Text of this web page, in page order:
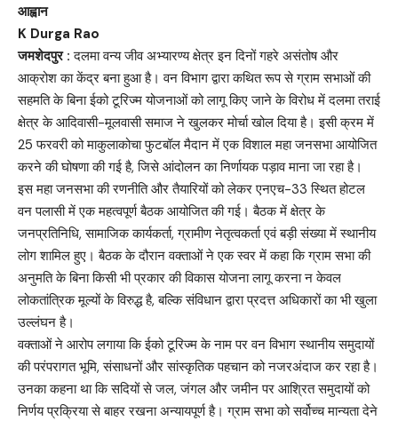
आह्वान
K Durga Rao
जमशेदपुर : दलमा वन्य जीव अभ्यारण्य क्षेत्र इन दिनों गहरे असंतोष और
आक्रोश का केंद्र बना हुआ है। वन विभाग द्वारा कथित रूप से ग्राम सभाओं की
सहमति के बिना ईको टूरिज्म योजनाओं को लागू किए जाने के विरोध में दलमा तराई
क्षेत्र के आदिवासी-मूलवासी समाज ने खुलकर मोर्चा खोल दिया है। इसी क्रम में
25 फरवरी को माकुलाकोचा फुटबॉल मैदान में एक विशाल महा जनसभा आयोजित
करने की घोषणा की गई है, जिसे आंदोलन का निर्णायक पड़ाव माना जा रहा है।
इस महा जनसभा की रणनीति और तैयारियों को लेकर एनएच-33 स्थित होटल
वन पलासी में एक महत्वपूर्ण बैठक आयोजित की गई। बैठक में क्षेत्र के
जनप्रतिनिधि, सामाजिक कार्यकर्ता, ग्रामीण नेतृत्वकर्ता एवं बड़ी संख्या में स्थानीय
लोग शामिल हुए। बैठक के दौरान वक्ताओं ने एक स्वर में कहा कि ग्राम सभा की
अनुमति के बिना किसी भी प्रकार की विकास योजना लागू करना न केवल
लोकतांत्रिक मूल्यों के विरुद्ध है, बल्कि संविधान द्वारा प्रदत्त अधिकारों का भी खुला
उल्लंघन है।
वक्ताओं ने आरोप लगाया कि ईको टूरिज्म के नाम पर वन विभाग स्थानीय समुदायों
की परंपरागत भूमि, संसाधनों और सांस्कृतिक पहचान को नजरअंदाज कर रहा है।
उनका कहना था कि सदियों से जल, जंगल और जमीन पर आश्रित समुदायों को
निर्णय प्रक्रिया से बाहर रखना अन्यायपूर्ण है। ग्राम सभा को सर्वोच्च मान्यता देने